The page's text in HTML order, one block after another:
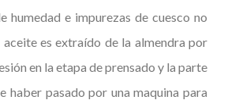
humedad e impurezas de cuesco no
es extraído de la almendra por
en la etapa de prensado y la parte
haber pasado por una maquina para